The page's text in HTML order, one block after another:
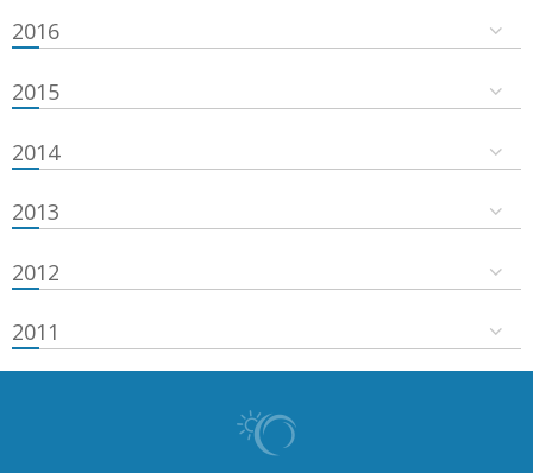
2016
2015
2014
2013
2012
2011